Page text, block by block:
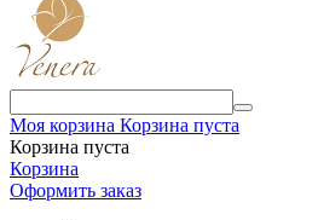
Моя корзина Корзина пуста
Корзина пуста
Корзина
Оформить заказ